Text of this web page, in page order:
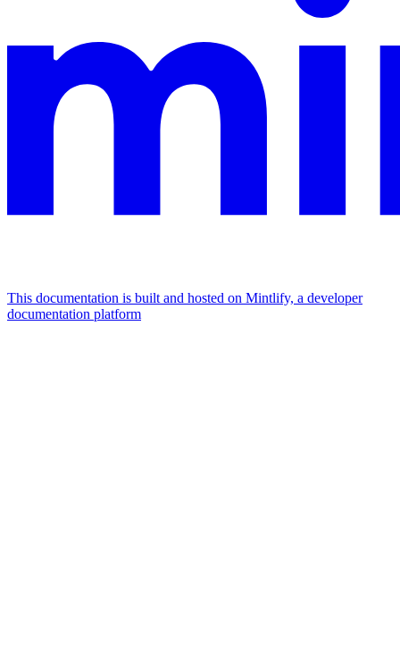
This documentation is built and hosted on Mintlify, a developer
documentation platform